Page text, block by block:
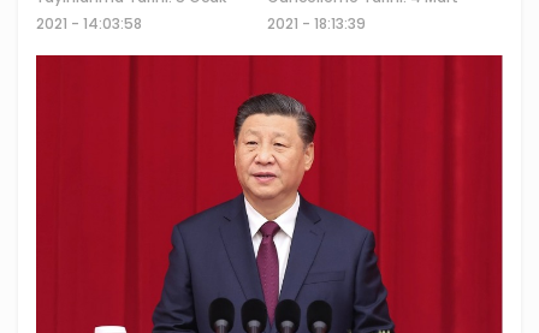
2021 - 14:03:58
2021 - 18:13:39